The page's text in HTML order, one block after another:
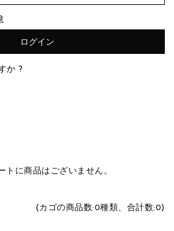
か ?
トに商品はございません。
(カゴの商品数:0種類、合計数:0)